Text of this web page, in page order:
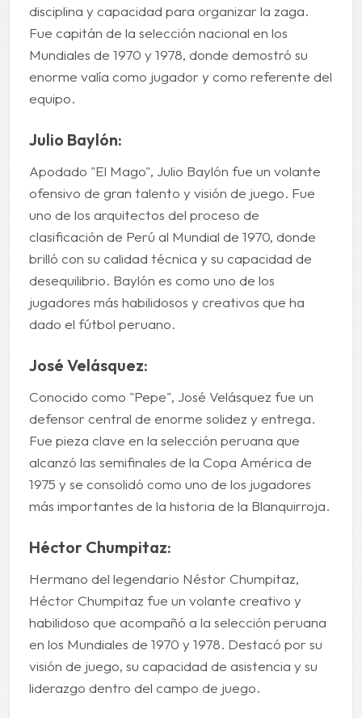
disciplina y capacidad para organizar la zaga.
Fue capitán de la selección nacional en los
Mundiales de 1970 y 1978, donde demostró su
enorme valía como jugador y como referente del
equipo.
Julio Baylón:
Apodado "El Mago", Julio Baylón fue un volante
ofensivo de gran talento y visión de juego. Fue
uno de los arquitectos del proceso de
clasificación de Perú al Mundial de 1970, donde
brilló con su calidad técnica y su capacidad de
desequilibrio. Baylón es como uno de los
jugadores más habilidosos y creativos que ha
dado el fútbol peruano.
José Velásquez:
Conocido como "Pepe", José Velásquez fue un
defensor central de enorme solidez y entrega.
Fue pieza clave en la selección peruana que
alcanzó las semifinales de la Copa América de
1975 y se consolidó como uno de los jugadores
más importantes de la historia de la Blanquirroja.
Héctor Chumpitaz:
Hermano del legendario Néstor Chumpitaz,
Héctor Chumpitaz fue un volante creativo y
habilidoso que acompañó a la selección peruana
en los Mundiales de 1970 y 1978. Destacó por su
visión de juego, su capacidad de asistencia y su
liderazgo dentro del campo de juego.